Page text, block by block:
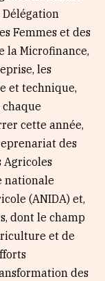
Délégation
Femmes et des
la Microfinance,
les
et technique,
chaque
cette année,
des
Agricoles
nationale
(ANIDA) et,
dont le champ
et de
des